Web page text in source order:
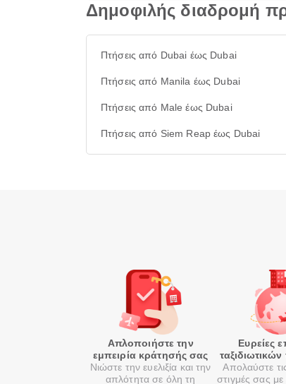
Δημοφιλής διαδρομή
Πτήσεις από Dubai έως Dubai
Πτήσεις από Manila έως Dubai
Πτήσεις από Male έως Dubai
Πτήσεις από Siem Reap έως Dubai
Απλοποιήστε την
εμπειρία κράτησής σας
Νιώστε την ευελιξία και την
απλότητα σε όλη τη
Ευρείες
Απολαύστε
στιγμές σας